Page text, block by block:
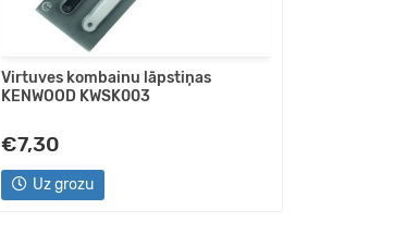
Virtuves kombainu lāpstiņas
KENWOOD KWSK003
€7,30
Uz grozu